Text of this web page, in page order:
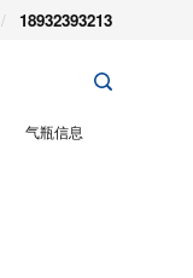
/ 18932393213
气瓶信息